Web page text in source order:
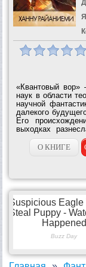
«Квантовый
наук в области
научной
далекого
Его
выходках
застрахован от
в Тюрьме...
О КНИГЕ